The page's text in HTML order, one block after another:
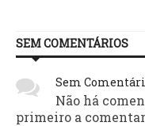
SEM COMENTÁRIOS
Sem
Não há
primeiro a